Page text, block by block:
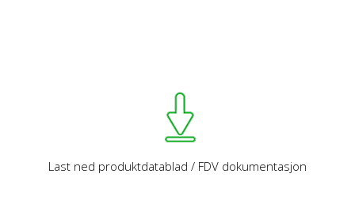
Last ned produktdatablad / FDV dokumentasjon